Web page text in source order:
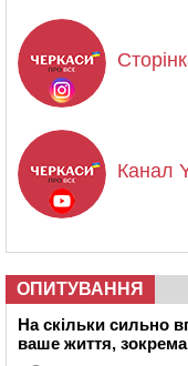
Канал
ОПИТУВАННЯ
На скільки сильно
ваше життя,